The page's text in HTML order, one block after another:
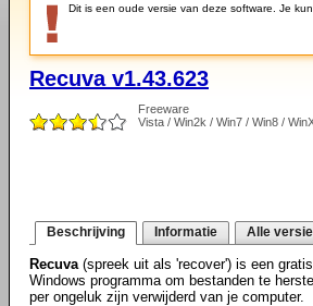
Dit is een oude versie van deze software. Je
Recuva v1.43.623
Freeware
Vista / Win2k / Win7 / Win8 /
Beschrijving Informatie Alle
Recuva(spreek uit als 'recover') is een gratis
Windows programma om bestanden te
per ongeluk zijn verwijderd van je computer.